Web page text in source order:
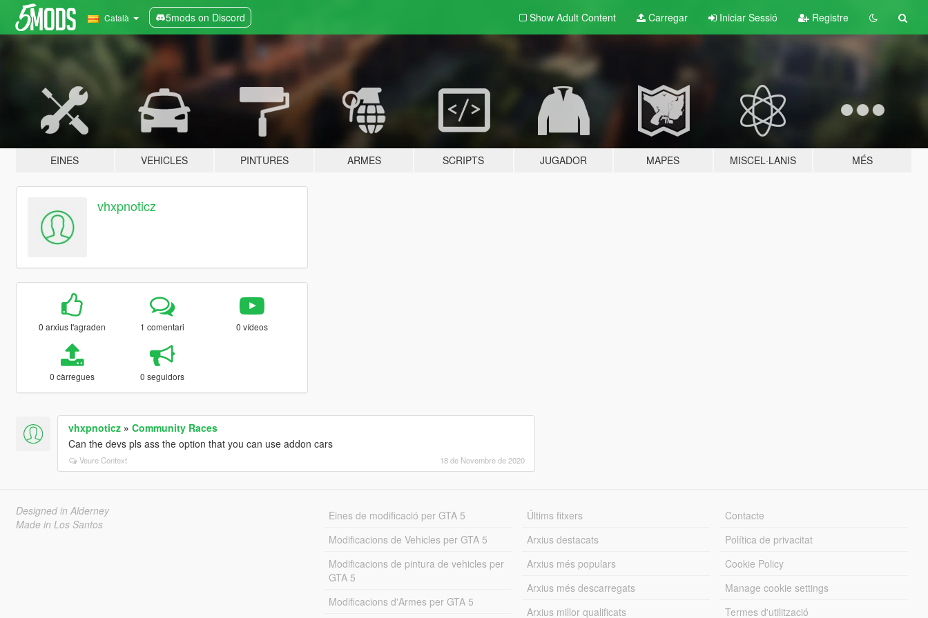
Català 5mods on Discord Show Adult Content Carregar Iniciar Sessió Registre
EINES VEHICLES PINTURES ARMES SCRIPTS JUGADOR MAPES MISCEL·LANIS MÉS
vhxpnoticz
0 arxius t'agraden 1 comentari 0 vídeos
0 càrregues 0 seguidors
vhxpnoticz» Community Races
Can the devs pls ass the option that you can use addon cars
Veure Context 18 de Novembre de 2020
Designed in Alderney
Made in Los Santos
Eines de modificació per GTA 5
Modificacions de Vehicles per GTA 5
Modificacions de pintura de vehicles per
GTA 5
Modificacions d'Armes per GTA 5
Últims fitxers
Arxius destacats
Arxius més populars
Arxius més descarregats
Arxius millor qualificats
Contacte
Política de privacitat
Cookie Policy
Manage cookie settings
Termes d'utilització